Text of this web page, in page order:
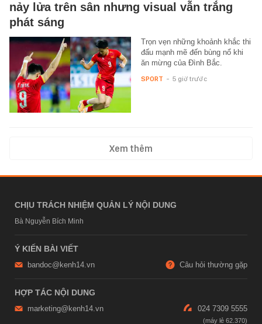
nảy lửa trên sân nhưng visual vẫn trắng
phát sáng
Trọn vẹn những khoảnh khắc thi
đấu mạnh mẽ đến bùng nổ khi
ăn mừng của Đình Bắc.
SPORT - 5 giờ trước
Xem thêm
CHỊU TRÁCH NHIỆM QUẢN LÝ NỘI DUNG
Bà Nguyễn Bích Minh
Ý KIẾN BÀI VIẾT
bandoc@kenh14.vn Câu hỏi thường gặp
HỢP TÁC NỘI DUNG
marketing@kenh14.vn 024 7309 5555